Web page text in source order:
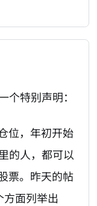
特别声明：
位，年初开始
的人，都可以
票。昨天的帖
方面列举出